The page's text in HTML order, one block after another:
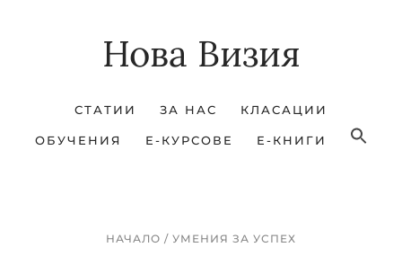
Нова Визия
СТАТИИ ЗА НАС КЛАСАЦИИ
ОБУЧЕНИЯ Е-КУРСОВЕ Е-КНИГИ
НАЧАЛО / УМЕНИЯ ЗА УСПЕХ